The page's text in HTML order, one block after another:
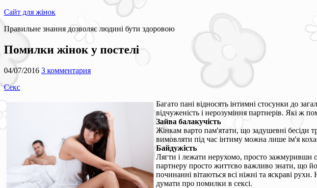
Сайт для жінок
Правильне знання дозволяє людині бути здоровою
Помилки жінок у постелі
04/07/2016 3 комментария
Секс
Багато пані відносять інтимні стосунки до
відчуженість і нерозуміння партнерів. Які ж
Зайва балакучість
Жінкам варто пам'ятати, що задушевні бесіди
вимовляти під час інтиму можна лише ім'я
Байдужість
Лягти і лежати нерухомо, просто зажмуривши
партнеру просто життєво важливо знати, що
починанні вітаються всі ніжні та яскраві
думати про помилки в сексі.